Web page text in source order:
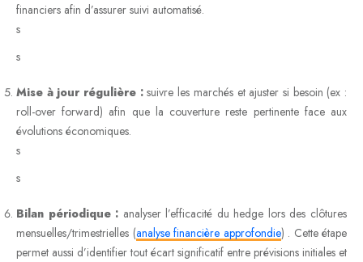
financiers afin d’assurer suivi automatisé.
s
s
Mise à jour régulière :suivre les marchés et ajuster si besoin (ex :
roll-over forward) afin que la couverture reste pertinente face aux
évolutions économiques.
s
s
Bilan périodique : analyser l’efficacité du hedge lors des clôtures
mensuelles/trimestrielles (analyse financière approfondie) . Cette étape
permet aussi d’identifier tout écart significatif entre prévisions initiales et